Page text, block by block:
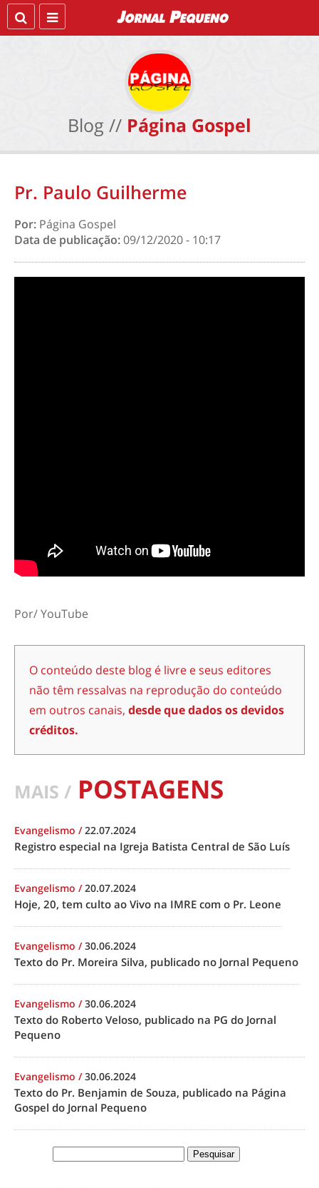
Blog // Página Gospel
Pr. Paulo Guilherme
Por: Página Gospel
Data de publicação:09/12/2020 - 10:17
Por/ YouTube
O conteúdo deste blog é livre e seus editores
não têm ressalvas na reprodução do conteúdo
em outros canais, desde que dados os devidos
créditos.
MAIS / POSTAGENS
Evangelismo /22.07.2024
Registro especial na Igreja Batista Central de São Luís
Evangelismo /20.07.2024
Hoje, 20, tem culto ao Vivo na IMRE com o Pr. Leone
Evangelismo /30.06.2024
Texto do Pr. Moreira Silva, publicado no Jornal Pequeno
Evangelismo /30.06.2024
Texto do Roberto Veloso, publicado na PG do Jornal
Pequeno
Evangelismo /30.06.2024
Texto do Pr. Benjamin de Souza, publicado na Página
Gospel do Jornal Pequeno